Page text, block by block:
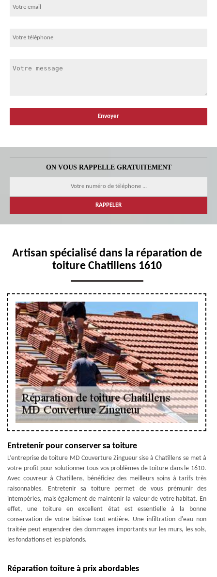
ON VOUS RAPPELLE GRATUITEMENT
Artisan spécialisé dans la réparation de
toiture Chatillens 1610
Entretenir pour conserver sa toiture
L’entreprise de toiture MD Couverture Zingueur sise à Chatillens se met à
votre profit pour solutionner tous vos problèmes de toiture dans le 1610.
Avec couvreur à Chatillens, bénéficiez des meilleurs soins à tarifs très
raisonnables. Entretenir sa toiture permet de vous prémunir des
intempéries, mais également de maintenir la valeur de votre habitat. En
effet, une toiture en excellent état est essentielle à la bonne
conservation de votre bâtisse tout entière. Une infiltration d'eau non
traitée peut engendrer des dommages importants sur les murs, les sols,
les fondations et les plafonds.
Réparation toiture à prix abordables